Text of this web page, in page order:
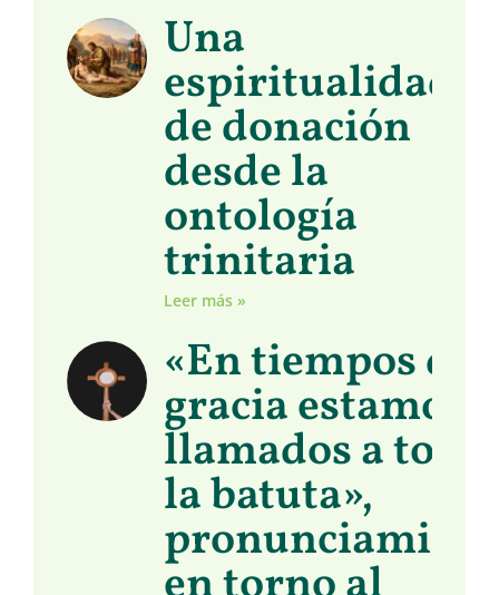
Una
espiritualidad
de donación
desde la
ontología
trinitaria
Leer más »
«En tiempos de
gracia estamos
llamados a
la batuta»,